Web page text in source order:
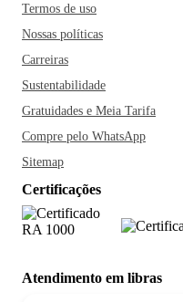
Termos de uso
Nossas políticas
Carreiras
Sustentabilidade
Gratuidades e Meia Tarifa
Compre pelo WhatsApp
Sitemap
Certificações
Atendimento em libras